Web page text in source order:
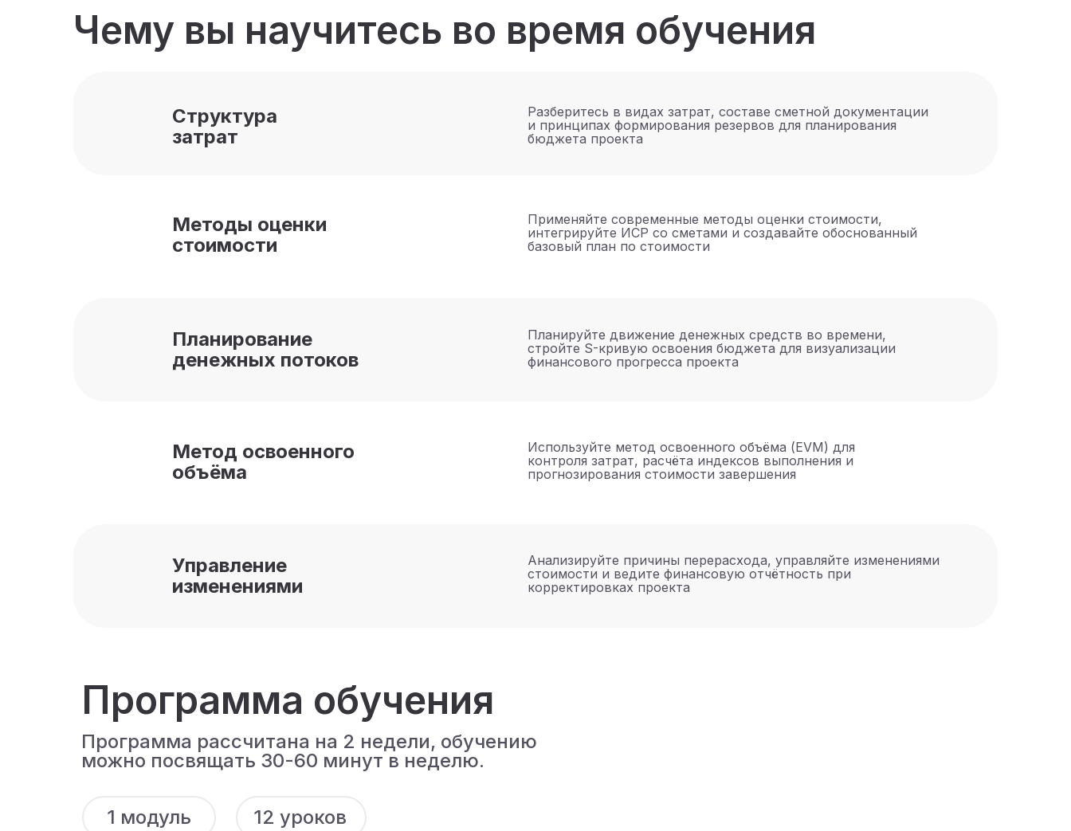
Чему вы научитесь во время обучения
Структура
затрат
Разберитесь в видах затрат, составе сметной документации
и принципах формирования резервов для планирования
бюджета проекта
Методы оценки
стоимости
Применяйте современные методы оценки стоимости,
интегрируйте ИСР со сметами и создавайте обоснованный
базовый план по стоимости
Планирование
денежных потоков
Планируйте движение денежных средств во времени,
стройте S-кривую освоения бюджета для визуализации
финансового прогресса проекта
Метод освоенного
объёма
Используйте метод освоенного объёма (EVM) для
контроля затрат, расчёта индексов выполнения и
прогнозирования стоимости завершения
Управление
изменениями
Анализируйте причины перерасхода, управляйте изменениями
стоимости и ведите финансовую отчётность при
корректировках проекта
Программа обучения
Программа рассчитана на 2 недели, обучению
можно посвящать 30-60 минут в неделю.
1 модуль 12 уроков